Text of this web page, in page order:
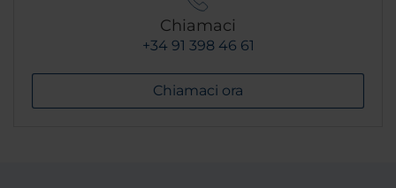
Chiamaci
+34 91 398 46 61
Chiamaci ora